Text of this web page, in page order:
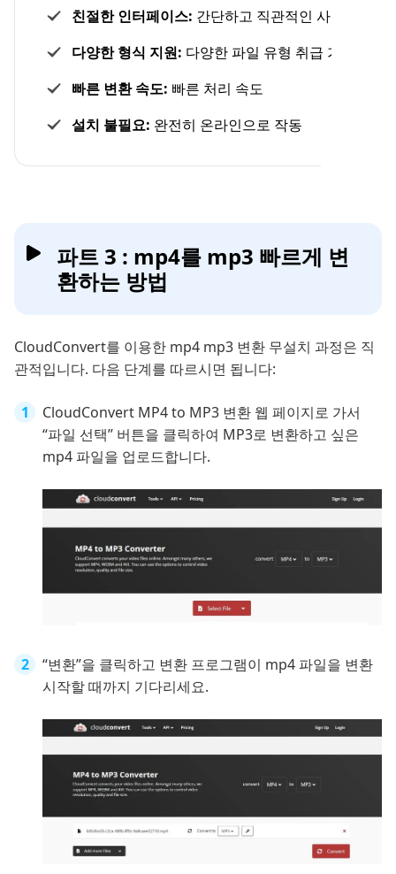
친절한 인터페이스: 간단하고 직관적인 사용
다양한 형식 지원: 다양한 파일 유형 취급 가능
빠른 변환 속도: 빠른 처리 속도
설치 불필요: 완전히 온라인으로 작동
파트 3 : mp4를 mp3 빠르게 변
환하는 방법
CloudConvert를 이용한 mp4 mp3 변환 무설치 과정은 직
관적입니다. 다음 단계를 따르시면 됩니다:
CloudConvert MP4 to MP3 변환 웹 페이지로 가서
“파일 선택” 버튼을 클릭하여 MP3로 변환하고 싶은
mp4 파일을 업로드합니다.
“변환”을 클릭하고 변환 프로그램이 mp4 파일을 변환
시작할 때까지 기다리세요.